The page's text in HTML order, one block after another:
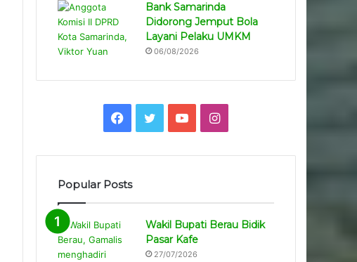
Bank Samarinda
Didorong Jemput Bola
Layani Pelaku UMKM
06/08/2026
Facebook
TwitterYouTubeInstagram
Popular Posts
Wakil Bupati Berau Bidik
Pasar Kafe
27/07/2026